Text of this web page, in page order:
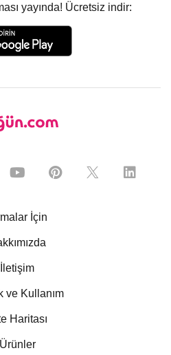
yayında! Ücretsiz indir:
İçin
İletişim
ve Kullanım
Haritası
Ürünler